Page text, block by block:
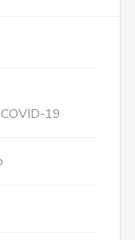
19